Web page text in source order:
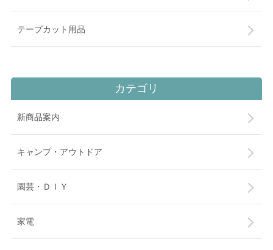
テープカット用品
カテゴリ
新商品案内
キャンプ・アウトドア
園芸・ＤＩＹ
家電